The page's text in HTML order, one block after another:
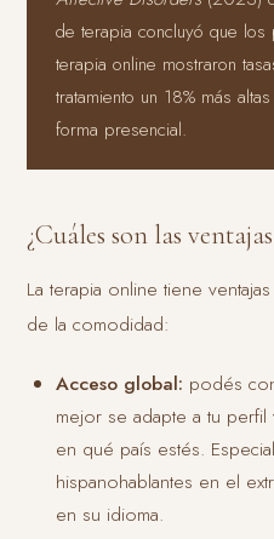
de terapia concluyó que los
terapia online mostraron
tratamiento un 18% más
forma presencial.
¿Cuáles son las
La terapia online tiene
de la comodidad:
Acceso global: podés
mejor se adapte a tu
en qué país estés.
hispanohablantes en el
en su idioma.